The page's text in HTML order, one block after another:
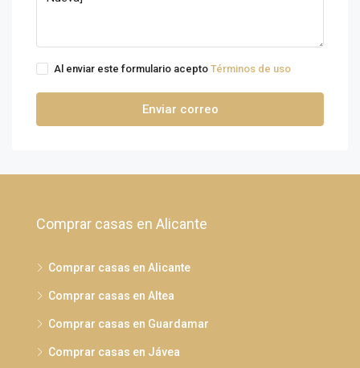
Al enviar este formulario acepto Términos de uso
Enviar correo
Comprar casas en Alicante
Comprar casas en Alicante
Comprar casas en Altea
Comprar casas en Guardamar
Comprar casas en Jávea